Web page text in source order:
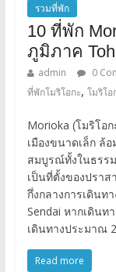
รวมที่พัก
10 ที่พัก
ภูมิภาค
admin 0
ที่พักโมริโอกะ, โมริโอ
Morioka (โมริโอ
เมืองขนาดเล็ก ล้
สมบูรณ์ทั้งในธรร
เป็นที่ตั้งของปราส
กึ่งกลางการเดินท
Sendai หากเดินท
เดินทางประมาณ
Read more